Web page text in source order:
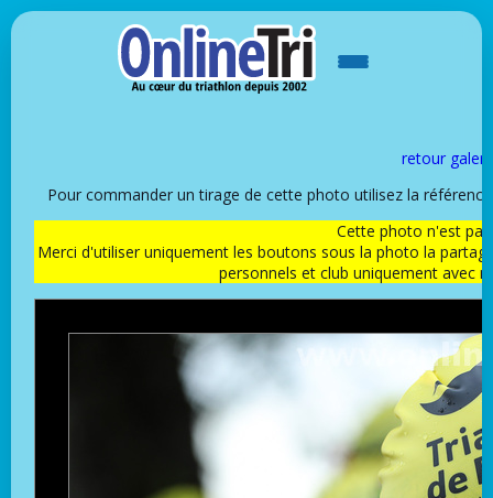
retour
Pour commander un tirage de cette photo utilisez la
Cette photo n'est
Merci d'utiliser uniquement les boutons sous la photo la
personnels et club uniquement avec